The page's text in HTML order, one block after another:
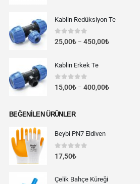
Kablin Redüksiyon Te
0out of 5
25,00₺ – 450,00₺
Kablin Erkek Te
0 out of 5
15,00₺ – 400,00₺
BEĞENILEN ÜRÜNLER
Beybi PN7 Eldiven
0out of 5
17,50₺
Çelik Bahçe Küreği